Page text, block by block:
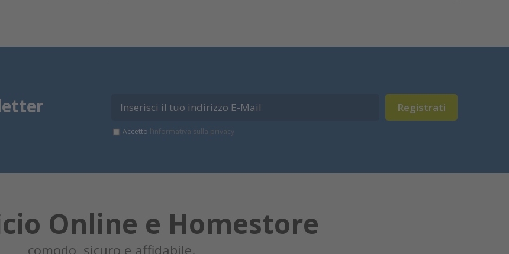
Registrati
Accetto l’informativa sulla privacy
Online e Homestore
comodo, sicuro e affidabile.